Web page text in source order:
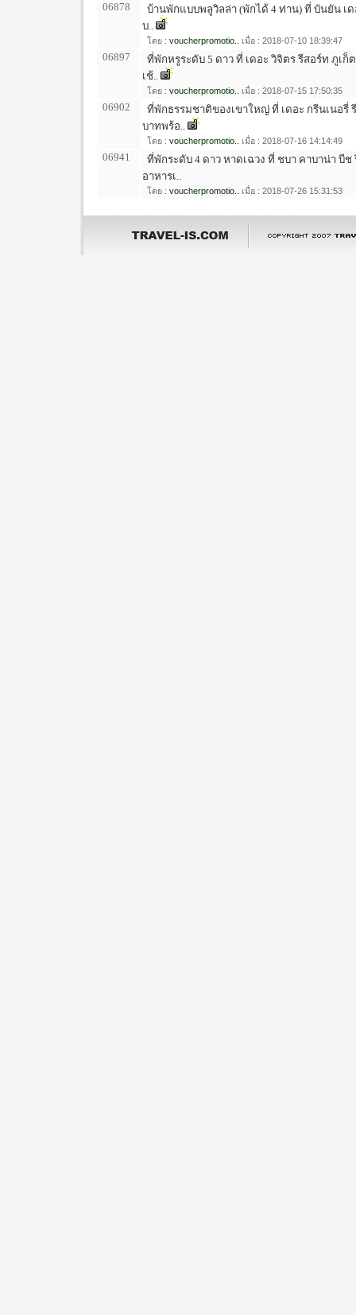
06878
บ้านพักแบบพลูวิลล่า (พักได้ 4 ท่าน) ที่ บันยัน เด
บ..
โดย : voucherpromotio.. เมื่อ : 2018-07-10 18:39:47
06897
ที่พักหรูระดับ 5 ดาว ที่ เดอะ วิจิตร รีสอร์ท ภูเก็
เช้..
โดย : voucherpromotio.. เมื่อ : 2018-07-15 17:50:35
06902
ที่พักธรรมชาติของเขาใหญ่ ที่ เดอะ กรีนเนอรี่
บาทพร้อ..
โดย : voucherpromotio.. เมื่อ : 2018-07-16 14:14:49
06941
ที่พักระดับ 4 ดาว หาดเฉวง ที่ ชบา คาบาน่า บีช
อาหารเ..
โดย : voucherpromotio.. เมื่อ : 2018-07-26 15:31:53